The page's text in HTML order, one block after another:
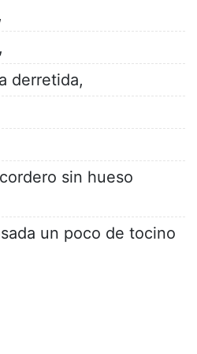
,
derretida,
sin hueso
un poco de tocino